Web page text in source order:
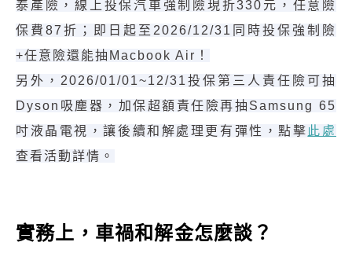
泰產險，線上投保汽車強制險現折330元，任意險
保費87折；即日起至2026/12/31同時投保強制險
+任意險還能抽Macbook Air！
另外，2026/01/01~12/31投保第三人責任險可抽
Dyson吸塵器，加保超額責任險再抽Samsung 65
吋液晶電視，讓後續和解處理更有彈性，點擊 此處
查看活動詳情。
實務上，車禍和解金怎麼談？